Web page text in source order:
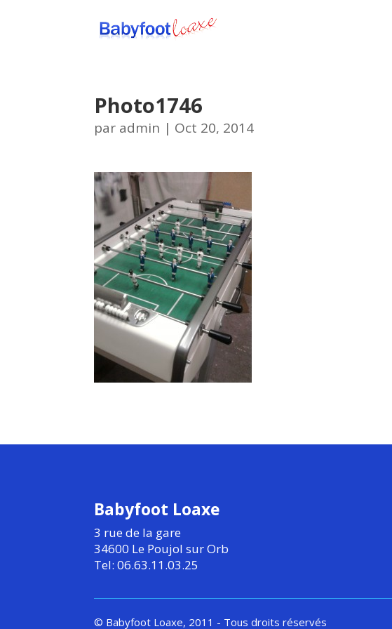
Photo1746
par admin | Oct 20, 2014
Babyfoot Loaxe
3 rue de la gare
34600 Le Poujol sur Orb
Tel: 06.63.11.03.25
© Babyfoot Loaxe, 2011 - Tous droits réservés